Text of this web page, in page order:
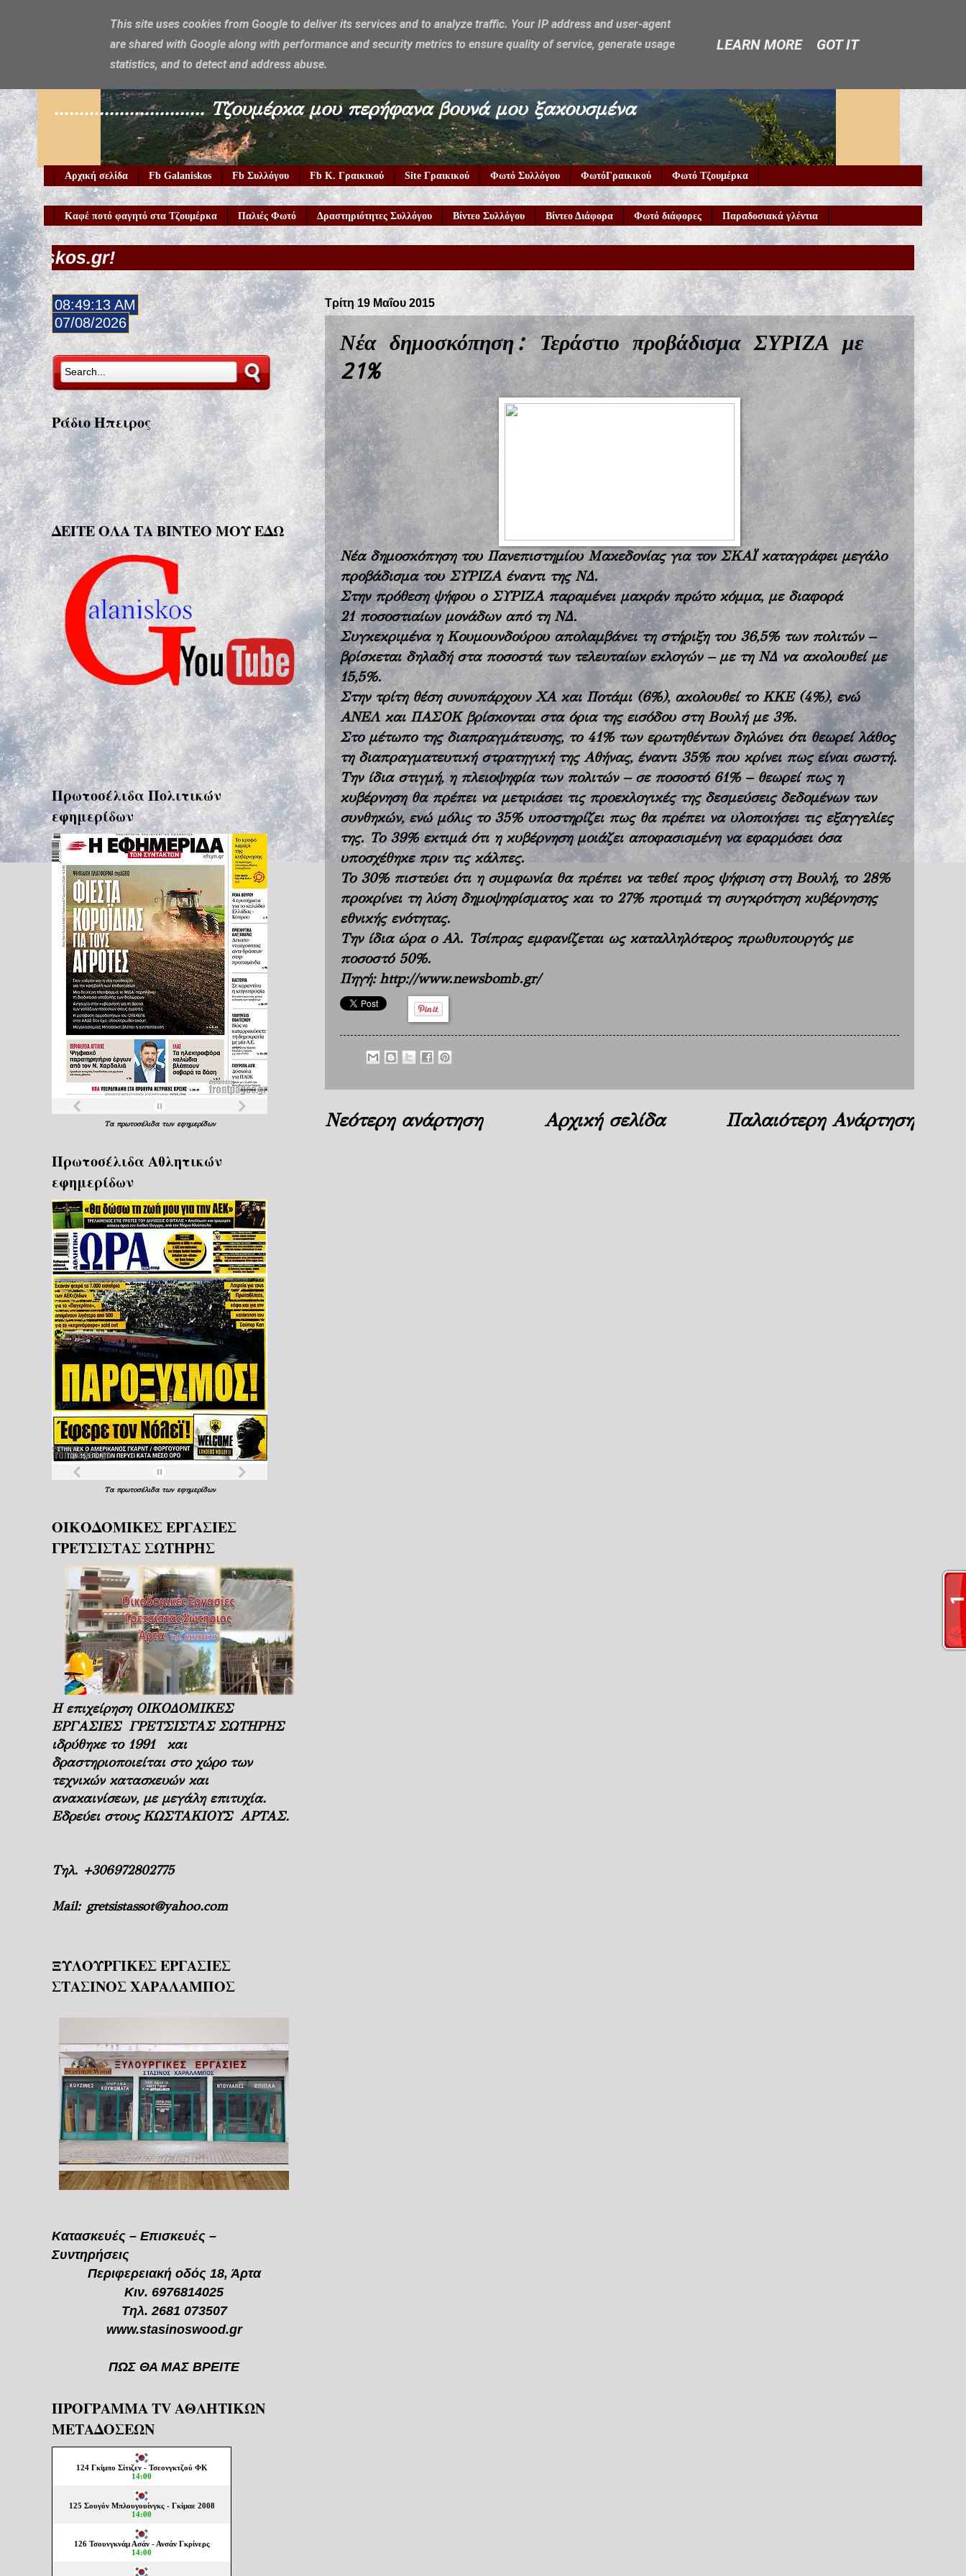
Galaniskos
.............................. Τζουμέρκα μου περήφανα βουνά μου ξακουσμένα
Αρχική σελίδα Fb Galaniskos Fb Συλλόγου Fb Κ. Γραικικού Site Γραικικού Φωτό Συλλόγου ΦωτόΓραικικού Φωτό Τζουμέρκα
Καφέ ποτό φαγητό στα Τζουμέρκα Παλιές Φωτό Δραστηριότητες Συλλόγου Βίντεο Συλλόγου Βίντεο Διάφορα Φωτό διάφορες Παραδοσιακά γλέντια
Καλώς
Τρίτη 19 Μαΐου 2015
Νέα δημοσκόπηση: Τεράστιο προβάδισμα ΣΥΡΙΖΑ με
21%
Νέα δημοσκόπηση του Πανεπιστημίου Μακεδονίας για τον ΣΚΑΪ καταγράφει μεγάλο
προβάδισμα του ΣΥΡΙΖΑ έναντι της ΝΔ.
Στην πρόθεση ψήφου ο ΣΥΡΙΖΑ παραμένει μακράν πρώτο κόμμα, με διαφορά
21 ποσοστιαίων μονάδων από τη ΝΔ.
Συγκεκριμένα η Κουμουνδούρου απολαμβάνει τη στήριξη του 36,5% των πολιτών –
βρίσκεται δηλαδή στα ποσοστά των τελευταίων εκλογών – με τη ΝΔ να ακολουθεί με
15,5%.
Στην τρίτη θέση συνυπάρχουν ΧΑ και Ποτάμι (6%), ακολουθεί το ΚΚΕ (4%), ενώ
ΑΝΕΛ και ΠΑΣΟΚ βρίσκονται στα όρια της εισόδου στη Βουλή με 3%.
Στο μέτωπο της διαπραγμάτευσης, το 41% των ερωτηθέντων δηλώνει ότι θεωρεί λάθος
τη διαπραγματευτική στρατηγική της Αθήνας, έναντι 35% που κρίνει πως είναι σωστή.
Την ίδια στιγμή, η πλειοψηφία των πολιτών – σε ποσοστό 61% – θεωρεί πως η
κυβέρνηση θα πρέπει να μετριάσει τις προεκλογικές της δεσμεύσεις δεδομένων των
συνθηκών, ενώ μόλις το 35% υποστηρίζει πως θα πρέπει να υλοποιήσει τις εξαγγελίες
της. Το 39% εκτιμά ότι η κυβέρνηση μοιάζει αποφασισμένη να εφαρμόσει όσα
υποσχέθηκε πριν τις κάλπες.
Το 30% πιστεύει ότι η συμφωνία θα πρέπει να τεθεί προς ψήφιση στη Βουλή, το 28%
προκρίνει τη λύση δημοψηφίσματος και το 27% προτιμά τη συγκρότηση κυβέρνησης
εθνικής ενότητας.
Την ίδια ώρα ο Αλ. Τσίπρας εμφανίζεται ως καταλληλότερος πρωθυπουργός με
ποσοστό 50%.
Πηγή: http://www.newsbomb.gr/
Νεότερη ανάρτηση Παλαιότερη Ανάρτηση
Αρχική σελίδα
08:49:15 AM
07/08/2026
Ράδιο Ήπειρος
ΔΕΙΤΕ ΟΛΑ ΤΑ ΒΙΝΤΕΟ ΜΟΥ ΕΔΩ
Πρωτοσέλιδα Πολιτικών
εφημερίδων
Τα πρωτοσέλιδα των εφημερίδων
Πρωτοσέλιδα Aθλητικών
εφημερίδων
Τα πρωτοσέλιδα των εφημερίδων
ΟΙΚΟΔΟΜΙΚΕΣ ΕΡΓΑΣΙΕΣ
ΓΡΕΤΣΙΣΤΑΣ ΣΩΤΗΡΗΣ
Η επιχείρηση ΟΙΚΟΔΟΜΙΚΕΣ
ΕΡΓΑΣΙΕΣ ΓΡΕΤΣΙΣΤΑΣ ΣΩΤΗΡΗΣ
ιδρύθηκε το 1991 και
δραστηριοποιείται στο χώρο των
τεχνικών κατασκευών και
ανακαινίσεων, με μεγάλη επιτυχία.
Εδρεύει στους ΚΩΣΤΑΚΙΟΥΣ ΑΡΤΑΣ.
Τηλ. +306972802775
Mail: gretsistassot@yahoo.com
ΞΥΛΟΥΡΓΙΚΕΣ ΕΡΓΑΣΙΕΣ
ΣΤΑΣΙΝΟΣ ΧΑΡΑΛΑΜΠΟΣ
Κατασκευές – Επισκευές –
Συντηρήσεις
Περιφερειακή οδός 18, Άρτα
Κιν. 6976814025
Τηλ. 2681 073507
www.stasinoswood.gr
ΠΩΣ ΘΑ ΜΑΣ ΒΡΕΙΤΕ
ΠΡΟΓΡΑΜΜΑ TV ΑΘΛΗΤΙΚΩΝ
ΜΕΤΑΔΟΣΕΩΝ
This site uses cookies from Google to deliver its services and to analyze traffic. Your IP address and user-agent
are shared with Google along with performance and security metrics to ensure quality of service, generate usage
statistics, and to detect and address abuse.
LEARN MORE GOT IT